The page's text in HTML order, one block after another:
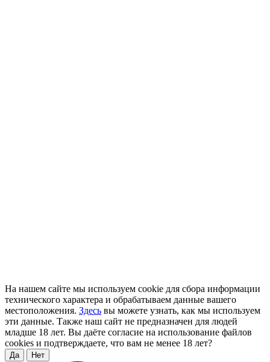
На нашем сайте мы используем cookie для сбора информации
технического характера и обрабатываем данные вашего
местоположения. Здесь вы можете узнать, как мы используем
эти данные. Также наш сайт не предназначен для людей
младше 18 лет. Вы даёте согласие на использование файлов
cookies и подтверждаете, что вам не менее 18 лет?
Да Нет